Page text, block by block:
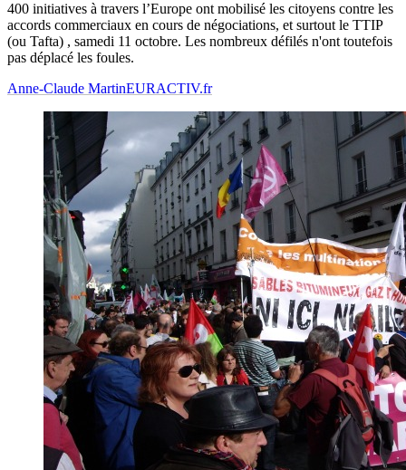
400 initiatives à travers l’Europe ont mobilisé les citoyens contre les
accords commerciaux en cours de négociations, et surtout le TTIP
(ou Tafta) , samedi 11 octobre. Les nombreux défilés n'ont toutefois
pas déplacé les foules.
Anne-Claude MartinEURACTIV.fr